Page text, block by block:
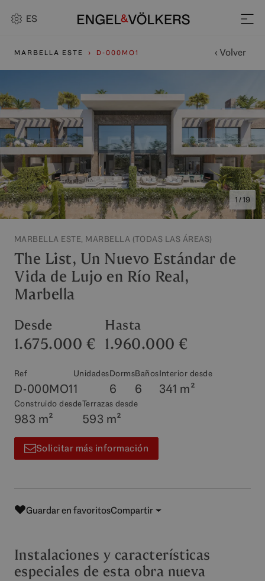
ES
MARBELLA ESTE D-000MO1 ‹ Volver
1 / 19
MARBELLA ESTE, MARBELLA (TODAS LAS ÁREAS)
The List, Un Nuevo Estándar de
Vida de Lujo en Río Real,
Marbella
Desde
1.675.000 €
Hasta
1.960.000 €
Ref
D-000MO1
Unidades
1
Dorms
6
Baños
6
Interior desde
341 m²
Construido desde
983 m²
Terrazas desde
593 m²
Solicitar más información
Guardar en favoritosCompartir
Instalaciones y características
especiales de esta obra nueva